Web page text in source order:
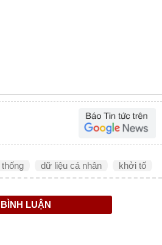
dữ liệu cá nhân khởi tố
BÌNH LUẬN